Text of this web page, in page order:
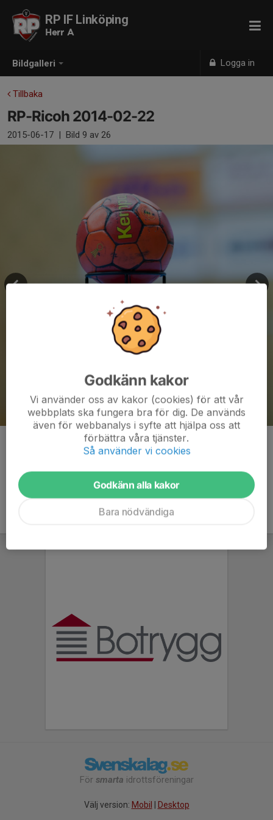
Bildgalleri Logga in
RP IF Linköping
Herr A
Tillbaka
RP-Ricoh 2014-02-22
2015-06-17 | Bild 9 av 26
För smarta idrottsföreningar
Välj version: Mobil Desktop
Godkänn kakor
Vi använder oss av kakor (cookies) för att vår
webbplats ska fungera bra för dig. De används
även för webbanalys i syfte att hjälpa oss att
förbättra våra tjänster.
Så använder vi cookies
Godkänn alla kakor
Bara nödvändiga